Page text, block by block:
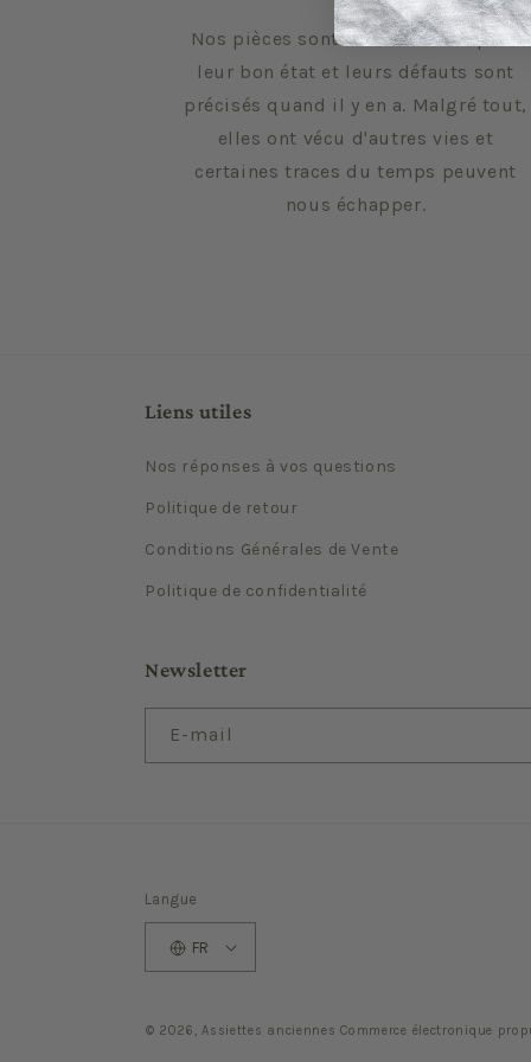
Nos pièces sont sélectionnées pour
leur bon état et leurs défauts sont
précisés quand il y en a. Malgré tout,
elles ont vécu d'autres vies et
certaines traces du temps peuvent
nous échapper.
Liens utiles
Nos réponses à vos questions
Politique de retour
Conditions Générales de Vente
Politique de confidentialité
Newsletter
E-mail
Langue
FR
© 2026,Assiettes anciennes Commerce électronique